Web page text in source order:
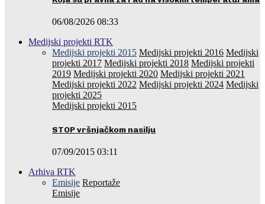
06/08/2026 08:33
Medijski projekti RTK
Medijski projekti 2015 Medijski projekti 2016 Medijski
projekti 2017 Medijski projekti 2018 Medijski projekti
2019 Medijski projekti 2020 Medijski projekti 2021
Medijski projekti 2022 Medijski projekti 2024 Medijski
projekti 2025
Medijski projekti 2015
STOP vršnjačkom nasilju
07/09/2015 03:11
Arhiva RTK
Emisije Reportaže
Emisije